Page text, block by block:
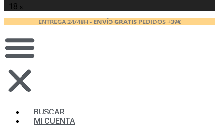
17 s
ENTREGA 24/48H - ENVÍO GRATISPEDIDOS +39€
BUSCAR
MI CUENTA